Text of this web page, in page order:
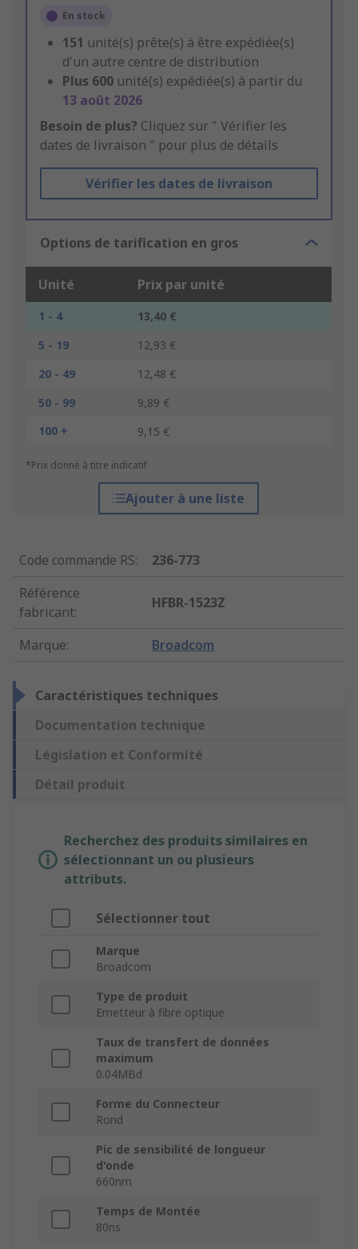
En stock
151 unité(s) prête(s) à être expédiée(s)
d'un autre centre de distribution
Plus 600 unité(s) expédiée(s) à partir du
13 août 2026
Besoin de plus? Cliquez sur " Vérifier les
dates de livraison " pour plus de détails
Vérifier les dates de livraison
Options de tarification en gros
Unité Prix par unité
1 - 4
13,40 €
5 - 19
12,93 €
20 - 49
12,48 €
50 - 99
9,89 €
100 +
9,15 €
*Prix donné à titre indicatif
Ajouter à une liste
Code commande RS:
236-773
Référence
fabricant:
HFBR-1523Z
Marque: Broadcom
Caractéristiques techniques
Documentation technique
Législation et Conformité
Détail produit
Recherchez des produits similaires en
sélectionnant un ou plusieurs
attributs.
Sélectionner tout
Marque
Broadcom
Type de produit
Emetteur à fibre optique
Taux de transfert de données
maximum
0.04MBd
Forme du Connecteur
Rond
Pic de sensibilité de longueur
d'onde
660nm
Temps de Montée
80ns